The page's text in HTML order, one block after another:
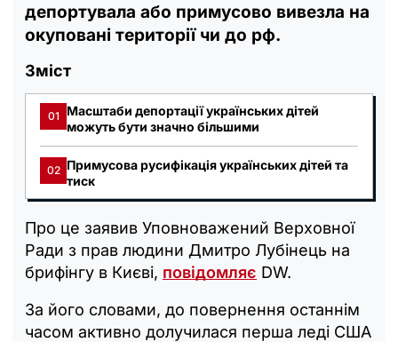
депортувала або примусово вивезла на
окуповані території чи до рф.
Зміст
01
Масштаби депортації українських дітей
можуть бути значно більшими
02 Примусова русифікація українських дітей та
тиск
Про це заявив Уповноважений Верховної
Ради з прав людини Дмитро Лубінець на
брифінгу в Києві, повідомляє DW.
За його словами, до повернення останнім
часом активно долучилася перша леді США